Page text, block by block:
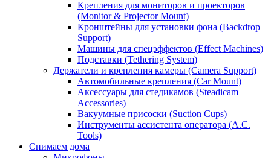
Крепления для мониторов и проекторов
(Monitor & Projector Mount)
Кронштейны для установки фона (Backdrop
Support)
Машины для спецэффектов (Effect Machines)
Подставки (Tethering System)
Держатели и крепления камеры (Camera Support)
Автомобильные крепления (Car Mount)
Аксессуары для стедикамов (Steadicam
Accessories)
Вакуумные присоски (Suction Cups)
Инструменты ассистента оператора (A.C.
Tools)
Снимаем дома